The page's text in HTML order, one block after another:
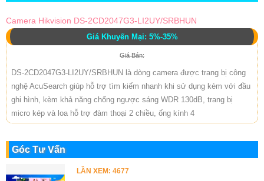
Camera Hikvision DS-2CD2047G3-LI2UY/SRBHUN
Giá Khuyến Mại: 5%-35%
Giá Bán:
DS-2CD2047G3-LI2UY/SRBHUN là dòng camera được trang bị công
nghệ AcuSearch giúp hỗ trợ tìm kiếm nhanh khi sử dụng kèm với đầu
ghi hình, kèm khả năng chống ngược sáng WDR 130dB, trang bị
micro kép và loa hỗ trợ đàm thoại 2 chiều, ống kính 4
Góc Tư Vấn
LẦN XEM: 4677